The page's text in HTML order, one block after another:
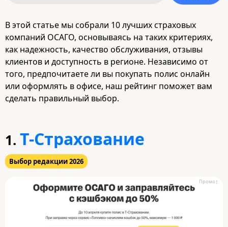
В этой статье мы собрали 10 лучших страховых
компаний ОСАГО, основываясь на таких критериях,
как надежность, качество обслуживания, отзывы
клиентов и доступность в регионе. Независимо от
того, предпочитаете ли вы покупать полис онлайн
или оформлять в офисе, наш рейтинг поможет вам
сделать правильный выбор.
1. Т-Страхование
Выбор редакции 2026
Промо